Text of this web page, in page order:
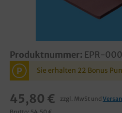
Produktnummer: EPR-
P Sie erhalten 22 Bonus
45,80 € zzgl. MwSt und